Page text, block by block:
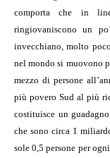
comporta che in
ringiovaniscono un
invecchiano, molto
nel mondo si muovono
mezzo di persone
più povero Sud al più
costituisce un
che sono circa 1
sole 0,5 persone per